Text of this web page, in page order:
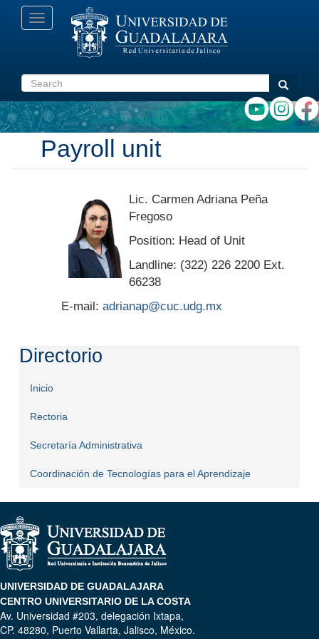
Toggle
navigation
Search Search
Payroll unit
Lic. Carmen Adriana Peña
Fregoso
Position: Head of Unit
Landline: (322) 226 2200 Ext.
66238
E-mail: adrianap@cuc.udg.mx
Directorio
Inicio
Rectoria
Secretaría Administrativa
Coordinación de Tecnologías para el Aprendizaje
UNIVERSIDAD DE GUADALAJARA
CENTRO UNIVERSITARIO DE LA COSTA
Av. Universidad #203, delegación Ixtapa,
CP. 48280, Puerto Vallarta, Jalisco, México.